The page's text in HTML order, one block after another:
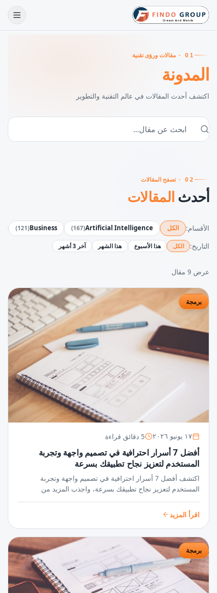
01
· مقالات ورؤى تقنية
المدونة
اكتشف أحدث المقالات في عالم التقنية والتطوير
02
·تصفح المقالات
أحدث المقالات
الأقسام: الكل Artificial Intelligence
(
167
)
Business
(
121
)
التاريخ: الكل هذا الأسبوع هذا الشهر آخر 3 أشهر
عرض 9 مقال
برمجة
١٧ يونيو ٢٠٢٦ 5 دقائق قراءة
أفضل 7 أسرار احترافية في تصميم واجهة وتجربة
المستخدم لتعزيز نجاح تطبيقك بسرعة
اكتشف أفضل 7 أسرار احترافية في تصميم واجهة وتجربة
المستخدم لتعزيز نجاح تطبيقك بسرعة، واجذب المزيد من
مستمرًا ورضا عالي.
اقرأ المزيد
برمجة